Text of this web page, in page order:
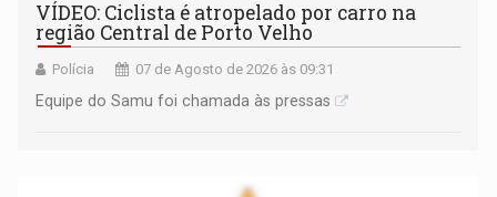
VÍDEO: Ciclista é atropelado por carro na
região Central de Porto Velho
Polícia 07 de Agosto de 2026 às 09:31
Equipe do Samu foi chamada às pressas